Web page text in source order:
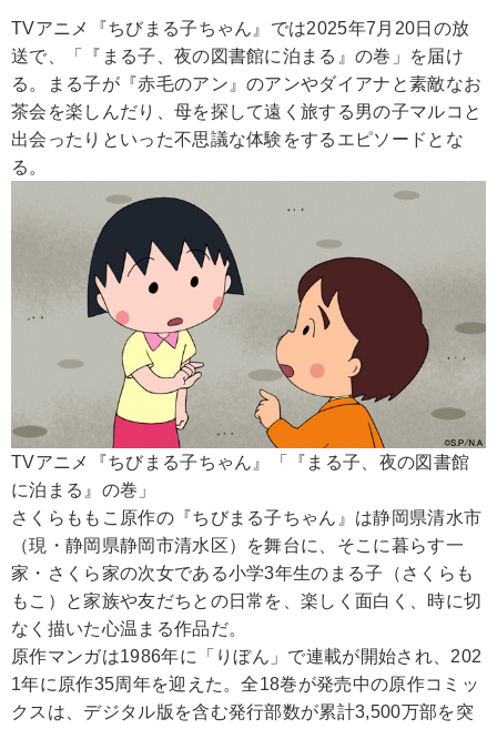
TVアニメ『ちびまる子ちゃん』では2025年7月20日の放
送で、「『まる子、夜の図書館に泊まる』の巻」を届け
る。まる子が『赤毛のアン』のアンやダイアナと素敵なお
茶会を楽しんだり、母を探して遠く旅する男の子マルコと
出会ったりといった不思議な体験をするエピソードとな
る。
TVアニメ『ちびまる子ちゃん』「『まる子、夜の図書館
に泊まる』の巻」
さくらももこ原作の『ちびまる子ちゃん』は静岡県清水市
（現・静岡県静岡市清水区）を舞台に、そこに暮らす一
家・さくら家の次女である小学3年生のまる子（さくらも
もこ）と家族や友だちとの日常を、楽しく面白く、時に切
なく描いた心温まる作品だ。
原作マンガは1986年に「りぼん」で連載が開始され、202
1年に原作35周年を迎えた。全18巻が発売中の原作コミッ
クスは、デジタル版を含む発行部数が累計3,500万部を突